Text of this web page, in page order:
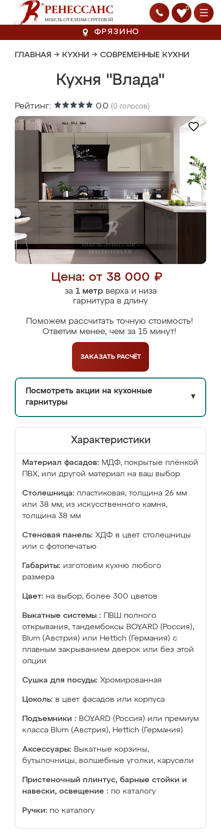
0
ФРЯЗИНО
ГЛАВНАЯ → КУХНИ → СОВРЕМЕННЫЕ КУХНИ
Кухня "Влада"
Рейтинг: 0.0 (0 голосов)
Цена: от 38 000 ₽
за 1 метрверха и низа
гарнитура в длину
Поможем рассчитать точную стоимость!
Ответим менее, чем за 15 минут!
ЗАКАЗАТЬ РАСЧЁТ
Посмотреть акции на кухонные
гарнитуры
▼
Характеристики
Материал фасадов: МДФ, покрытые плёнкой
ПВХ, или другой материал на ваш выбор
Столешница: пластиковая, толщина 26 мм
или 38 мм; из искусственного камня,
толщина 38 мм
Стеновая панель: ХДФ в цвет столешницы
или с фотопечатью
Габариты: изготовим кухню любого
размера
Цвет: на выбор, более 300 цветов
Выкатные системы :
ПВШ полного
открывания, тандембоксы BOYARD (Россия),
Blum (Австрия) или Hettich (Германия) с
плавным закрыванием дверок или без этой
опции
Сушка для посуды: Хромированная
Цоколь: в цвет фасадов или корпуса
Подъемники : BOYARD (Россия) или премиум
класса Blum (Австрия), Hettich (Германия)
Аксессуары: Выкатные корзины,
бутылочницы, волшебные уголки, карусели
Пристеночный плинтус, барные стойки и
навески, освещение : по каталогу
Ручки: по каталогу